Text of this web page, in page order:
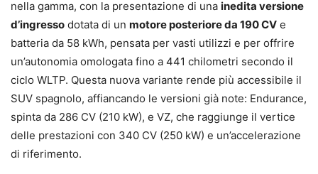
nella gamma, con la presentazione di una inedita versione
d’ingresso dotata di un motore posteriore da 190 CV e
batteria da 58 kWh, pensata per vasti utilizzi e per offrire
un’autonomia omologata fino a 441 chilometri secondo il
ciclo WLTP. Questa nuova variante rende più accessibile il
SUV spagnolo, affiancando le versioni già note: Endurance,
spinta da 286 CV (210 kW), e VZ, che raggiunge il vertice
delle prestazioni con 340 CV (250 kW) e un’accelerazione
di riferimento.